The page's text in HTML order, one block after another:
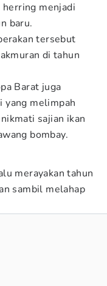
herring menjadi
baru.
tersebut
di tahun
Barat juga
yang melimpah
sajian ikan
bombay.
merayakan tahun
sambil melahap